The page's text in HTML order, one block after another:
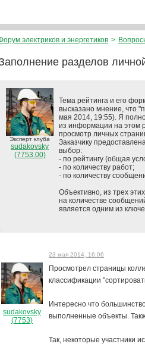
электриков и энергетиков >
разделов
Эксперт клуба
sudakovsky
(7753.00)
Тема рейтинга и его
высказано мнение, что
мая 2014, 19:55). Я
из информации на этом
просмотр личных
Заказчику
выбор:
- по рейтингу (общая
- по количеству работ;
- по количеству
Объективно, из трех
на количестве
является одним из
sudakovsky
(7753)
23 мая 2014, 16:06
Просмотрел страницы
классификации
Интересно что
выполненные объекты.
Так, некоторые участники